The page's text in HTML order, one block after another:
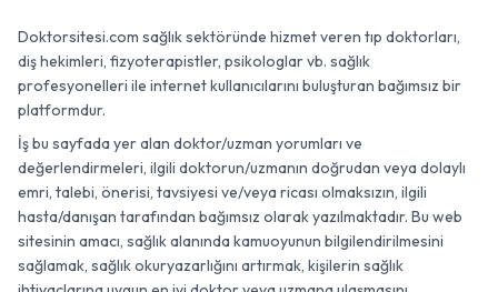
Doktorsitesi.com sağlık sektöründe hizmet veren tıp doktorları,
diş hekimleri, fizyoterapistler, psikologlar vb. sağlık
profesyonelleri ile internet kullanıcılarını buluşturan bağımsız bir
platformdur.
İş bu sayfada yer alan doktor/uzman yorumları ve
değerlendirmeleri, ilgili doktorun/uzmanın doğrudan veya dolaylı
emri, talebi, önerisi, tavsiyesi ve/veya ricası olmaksızın, ilgili
hasta/danışan tarafından bağımsız olarak yazılmaktadır. Bu web
sitesinin amacı, sağlık alanında kamuoyunun bilgilendirilmesini
sağlamak, sağlık okuryazarlığını artırmak, kişilerin sağlık